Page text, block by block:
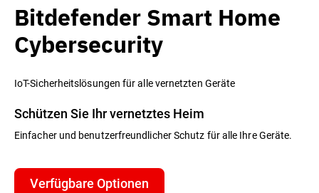
Bitdefender Smart Home
Cybersecurity
IoT-Sicherheitslösungen für alle vernetzten Geräte
Schützen Sie Ihr vernetztes Heim
Einfacher und benutzerfreundlicher Schutz für alle Ihre Geräte.
Verfügbare Optionen